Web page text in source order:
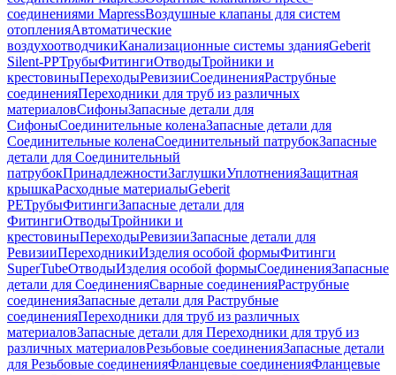
соединениями MapressВоздушные клапаны для систем
отопленияАвтоматические
воздухоотводчикиКанализационные системы зданияGeberit
Silent-PPТрубыФитингиОтводыТройники и
крестовиныПереходыРевизииСоединенияРаструбные
соединенияПереходники для труб из различных
материаловСифоныЗапасные детали для
СифоныСоединительные коленаЗапасные детали для
Соединительные коленаСоединительный патрубокЗапасные
детали для Соединительный
патрубокПринадлежностиЗаглушкиУплотненияЗащитная
крышкаРасходные материалыGeberit
PEТрубыФитингиЗапасные детали для
ФитингиОтводыТройники и
крестовиныПереходыРевизииЗапасные детали для
РевизииПереходникиИзделия особой формыФитинги
SuperTubeОтводыИзделия особой формыСоединенияЗапасные
детали для СоединенияСварные соединенияРаструбные
соединенияЗапасные детали для Раструбные
соединенияПереходники для труб из различных
материаловЗапасные детали для Переходники для труб из
различных материаловРезьбовые соединенияЗапасные детали
для Резьбовые соединенияФланцевые соединенияФланцевые